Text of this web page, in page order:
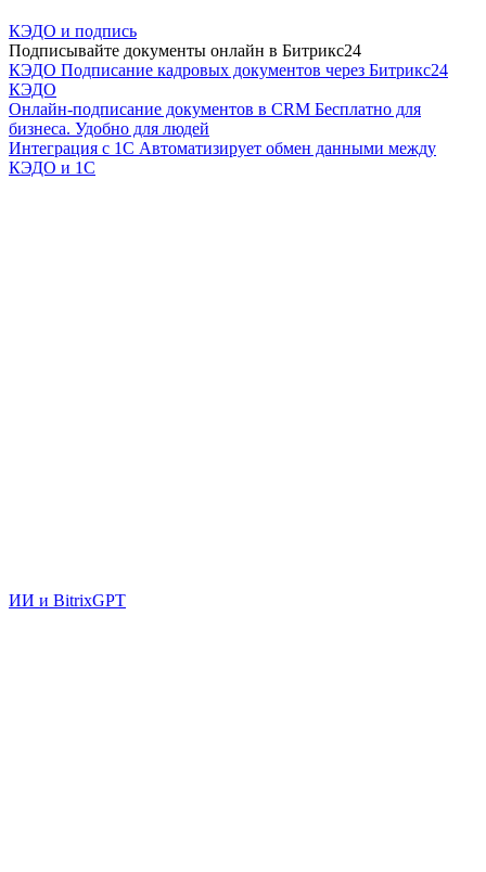
КЭДО и подпись
Подписывайте документы онлайн в Битрикс24
КЭДО Подписание кадровых документов через Битрикс24
КЭДО
Онлайн-подписание документов в CRM Бесплатно для
бизнеса. Удобно для людей
Интеграция с 1С Автоматизирует обмен данными между
КЭДО и 1С
ИИ и BitrixGPT